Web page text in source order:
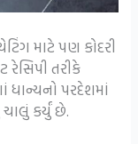
માટે પણ કોદરી
રેસિપી તરીકે
પરદેશમાં
કર્યું છે.